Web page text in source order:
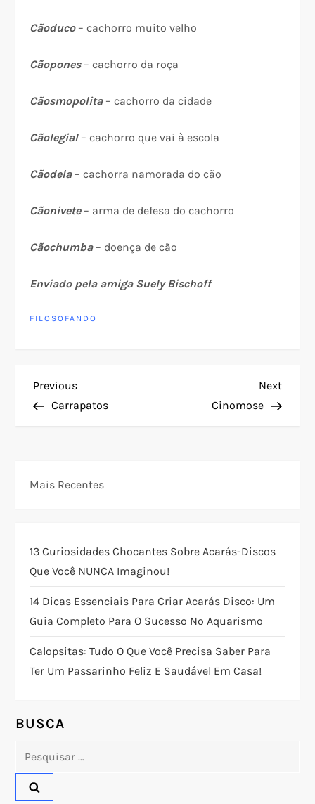
Cãoduco– cachorro muito velho
Cãopones– cachorro da roça
Cãosmopolita– cachorro da cidade
Cãolegial– cachorro que vai à escola
Cãodela– cachorra namorada do cão
Cãonivete– arma de defesa do cachorro
Cãochumba– doença de cão
Enviado pela amiga Suely Bischoff
FILOSOFANDO
N
e
a
ç
ã
o
e
P
o
Previous
Post
Previous
Carrapatos
Next
Post
Next
Cinomose
Mais Recentes
13 Curiosidades Chocantes Sobre Acarás-Discos
Que Você NUNCA Imaginou!
14 Dicas Essenciais Para Criar Acarás Disco: Um
Guia Completo Para O Sucesso No Aquarismo
Calopsitas: Tudo O Que Você Precisa Saber Para
Ter Um Passarinho Feliz E Saudável Em Casa!
BUSCA
Pesquisar